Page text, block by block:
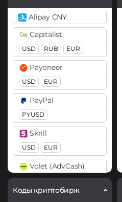
BEP20
Bitcoin (BTC)
BTC BEP20
Bitcoin Cash (BCH)
Bitcoin SV (BSV)
Cardano (ADA)
Chainlink (LINK)
ERC20
Compound (COMP)
Cosmos (ATOM)
Alipay CNY
Capitalist
USD RUB EUR
Payoneer
USD EUR
PayPal
PYUSD
Skrill
USD EUR
Volet (AdvCash)
USD EUR
Коды криптобирж